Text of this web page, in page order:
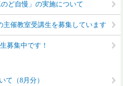
ど自慢」の実施について
主催教室受講生を募集しています
募集中です！
て（8月分）